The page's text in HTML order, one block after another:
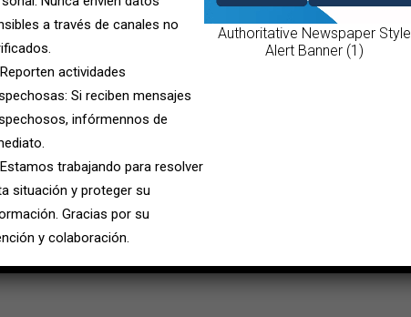
a través de canales no
actividades
Si reciben mensajes
infórmennos de
trabajando para resolver
situación y proteger su
Gracias por su
y colaboración.
Authoritative Newspaper Style
Alert Banner (1)